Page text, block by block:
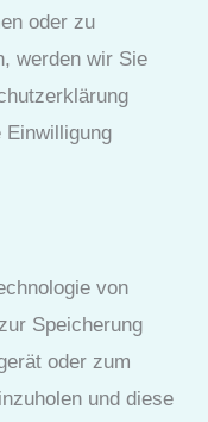
oder zu
werden wir Sie
Einwilligung
von
Speicherung
oder zum
und diese